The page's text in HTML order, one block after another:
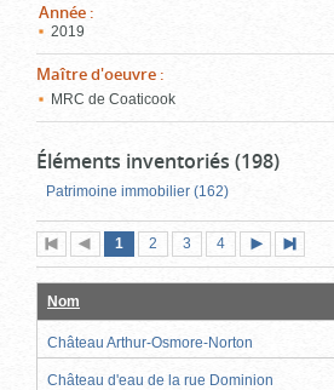
Année :
2019
Maître d'oeuvre :
MRC de Coaticook
Éléments inventoriés (198)
Patrimoine immobilier (162)
Première
page
Page
précédente
Page
1 (page
actuelle)
Page
2 Page
3 Page
4
suivante
page
Nom
Château Arthur-Osmore-Norton
Château d'eau de la rue Dominion